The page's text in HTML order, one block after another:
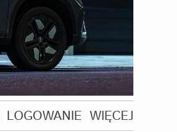
LOGOWANIE WIĘCEJ